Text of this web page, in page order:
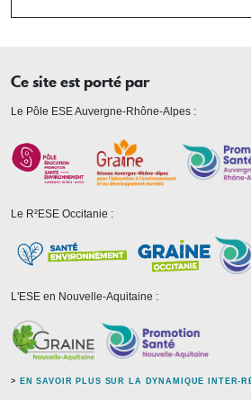
Ce site est porté par
Le Pôle ESE Auvergne-Rhône-Alpes :
Le R²ESE Occitanie :
L'ESE en Nouvelle-Aquitaine :
> EN SAVOIR PLUS SUR LA DYNAMIQUE INTER-